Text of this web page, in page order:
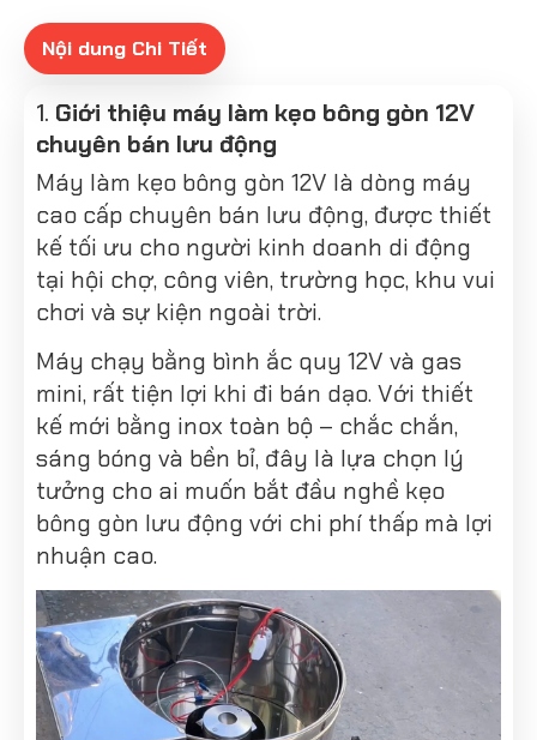
Nội dung Chi Tiết
1. Giới thiệu máy làm kẹo bông gòn 12V
chuyên bán lưu động
Máy làm kẹo bông gòn 12V là dòng máy
cao cấp chuyên bán lưu động, được thiết
kế tối ưu cho người kinh doanh di động
tại hội chợ, công viên, trường học, khu vui
chơi và sự kiện ngoài trời.
Máy chạy bằng bình ắc quy 12V và gas
mini, rất tiện lợi khi đi bán dạo. Với thiết
kế mới bằng inox toàn bộ – chắc chắn,
sáng bóng và bền bỉ, đây là lựa chọn lý
tưởng cho ai muốn bắt đầu nghề kẹo
bông gòn lưu động với chi phí thấp mà lợi
nhuận cao.